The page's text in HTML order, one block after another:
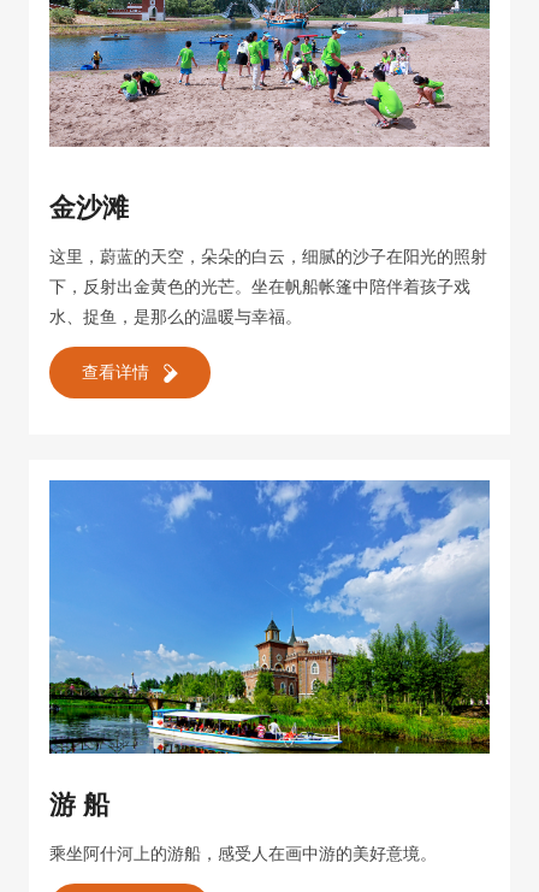
金沙滩
这里，蔚蓝的天空，朵朵的白云，细腻的沙子在阳光的照射
下，反射出金黄色的光芒。坐在帆船帐篷中陪伴着孩子戏
水、捉鱼，是那么的温暖与幸福。
查看详情
游 船
乘坐阿什河上的游船，感受人在画中游的美好意境。